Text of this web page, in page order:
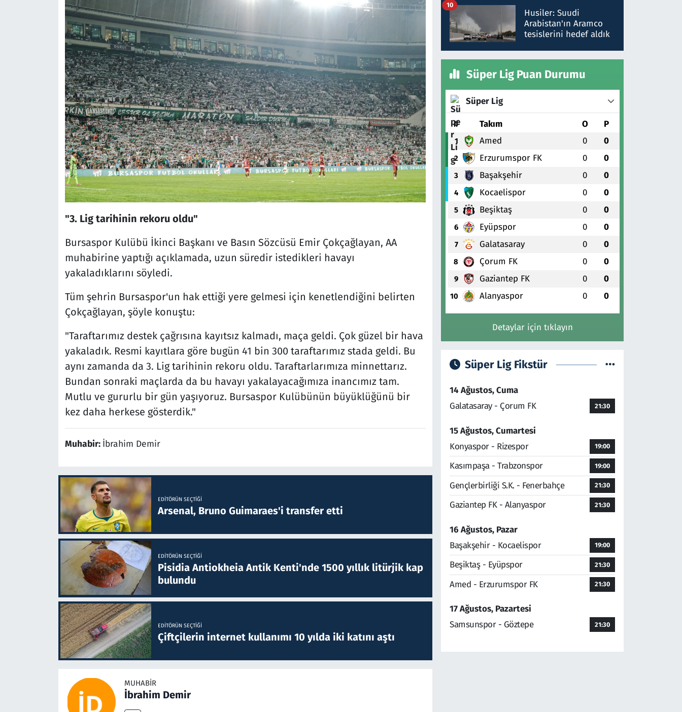
"3. Lig tarihinin rekoru oldu"
Bursaspor Kulübü İkinci Başkanı ve Basın Sözcüsü Emir Çokçağlayan, AA
muhabirine yaptığı açıklamada, uzun süredir istedikleri havayı
yakaladıklarını söyledi.
Tüm şehrin Bursaspor'un hak ettiği yere gelmesi için kenetlendiğini belirten
Çokçağlayan, şöyle konuştu:
"Taraftarımız destek çağrısına kayıtsız kalmadı, maça geldi. Çok güzel bir hava
yakaladık. Resmi kayıtlara göre bugün 41 bin 300 taraftarımız stada geldi. Bu
aynı zamanda da 3. Lig tarihinin rekoru oldu. Taraftarlarımıza minnettarız.
Bundan sonraki maçlarda da bu havayı yakalayacağımıza inancımız tam.
Mutlu ve gururlu bir gün yaşıyoruz. Bursaspor Kulübünün büyüklüğünü bir
kez daha herkese gösterdik."
Muhabir: İbrahim Demir
EDITÖRÜN SEÇTIĞI
Arsenal, Bruno Guimaraes'i transfer etti
EDITÖRÜN SEÇTIĞI
Pisidia Antiokheia Antik Kenti'nde 1500 yıllık litürjik kap
bulundu
EDITÖRÜN SEÇTIĞI
Çiftçilerin internet kullanımı 10 yılda iki katını aştı
MUHABIR
İbrahim Demir
talimat verdi, ben
gönderdim
Husiler: Suudi
Arabistan'ın Aramco
tesislerini hedef aldık
10
Süper Lig Puan Durumu
Süper Lig
# Takım O P
1 Amed 0 0
2 Erzurumspor FK 0 0
3 Başakşehir 0 0
4 Kocaelispor 0 0
5 Beşiktaş 0 0
6 Eyüpspor 0 0
7 Galatasaray 0 0
8 Çorum FK 0 0
9 Gaziantep FK 0 0
10 Alanyaspor 0 0
Detaylar için tıklayın
Süper Lig Fikstür
14 Ağustos, Cuma
Galatasaray - Çorum FK
21:30
15 Ağustos, Cumartesi
Konyaspor - Rizespor
19:00
Kasımpaşa - Trabzonspor 19:00
Gençlerbirliği S.K. - Fenerbahçe 21:30
Gaziantep FK - Alanyaspor 21:30
16 Ağustos, Pazar
Başakşehir - Kocaelispor
19:00
Beşiktaş - Eyüpspor 21:30
Amed - Erzurumspor FK 21:30
17 Ağustos, Pazartesi
Samsunspor - Göztepe
21:30